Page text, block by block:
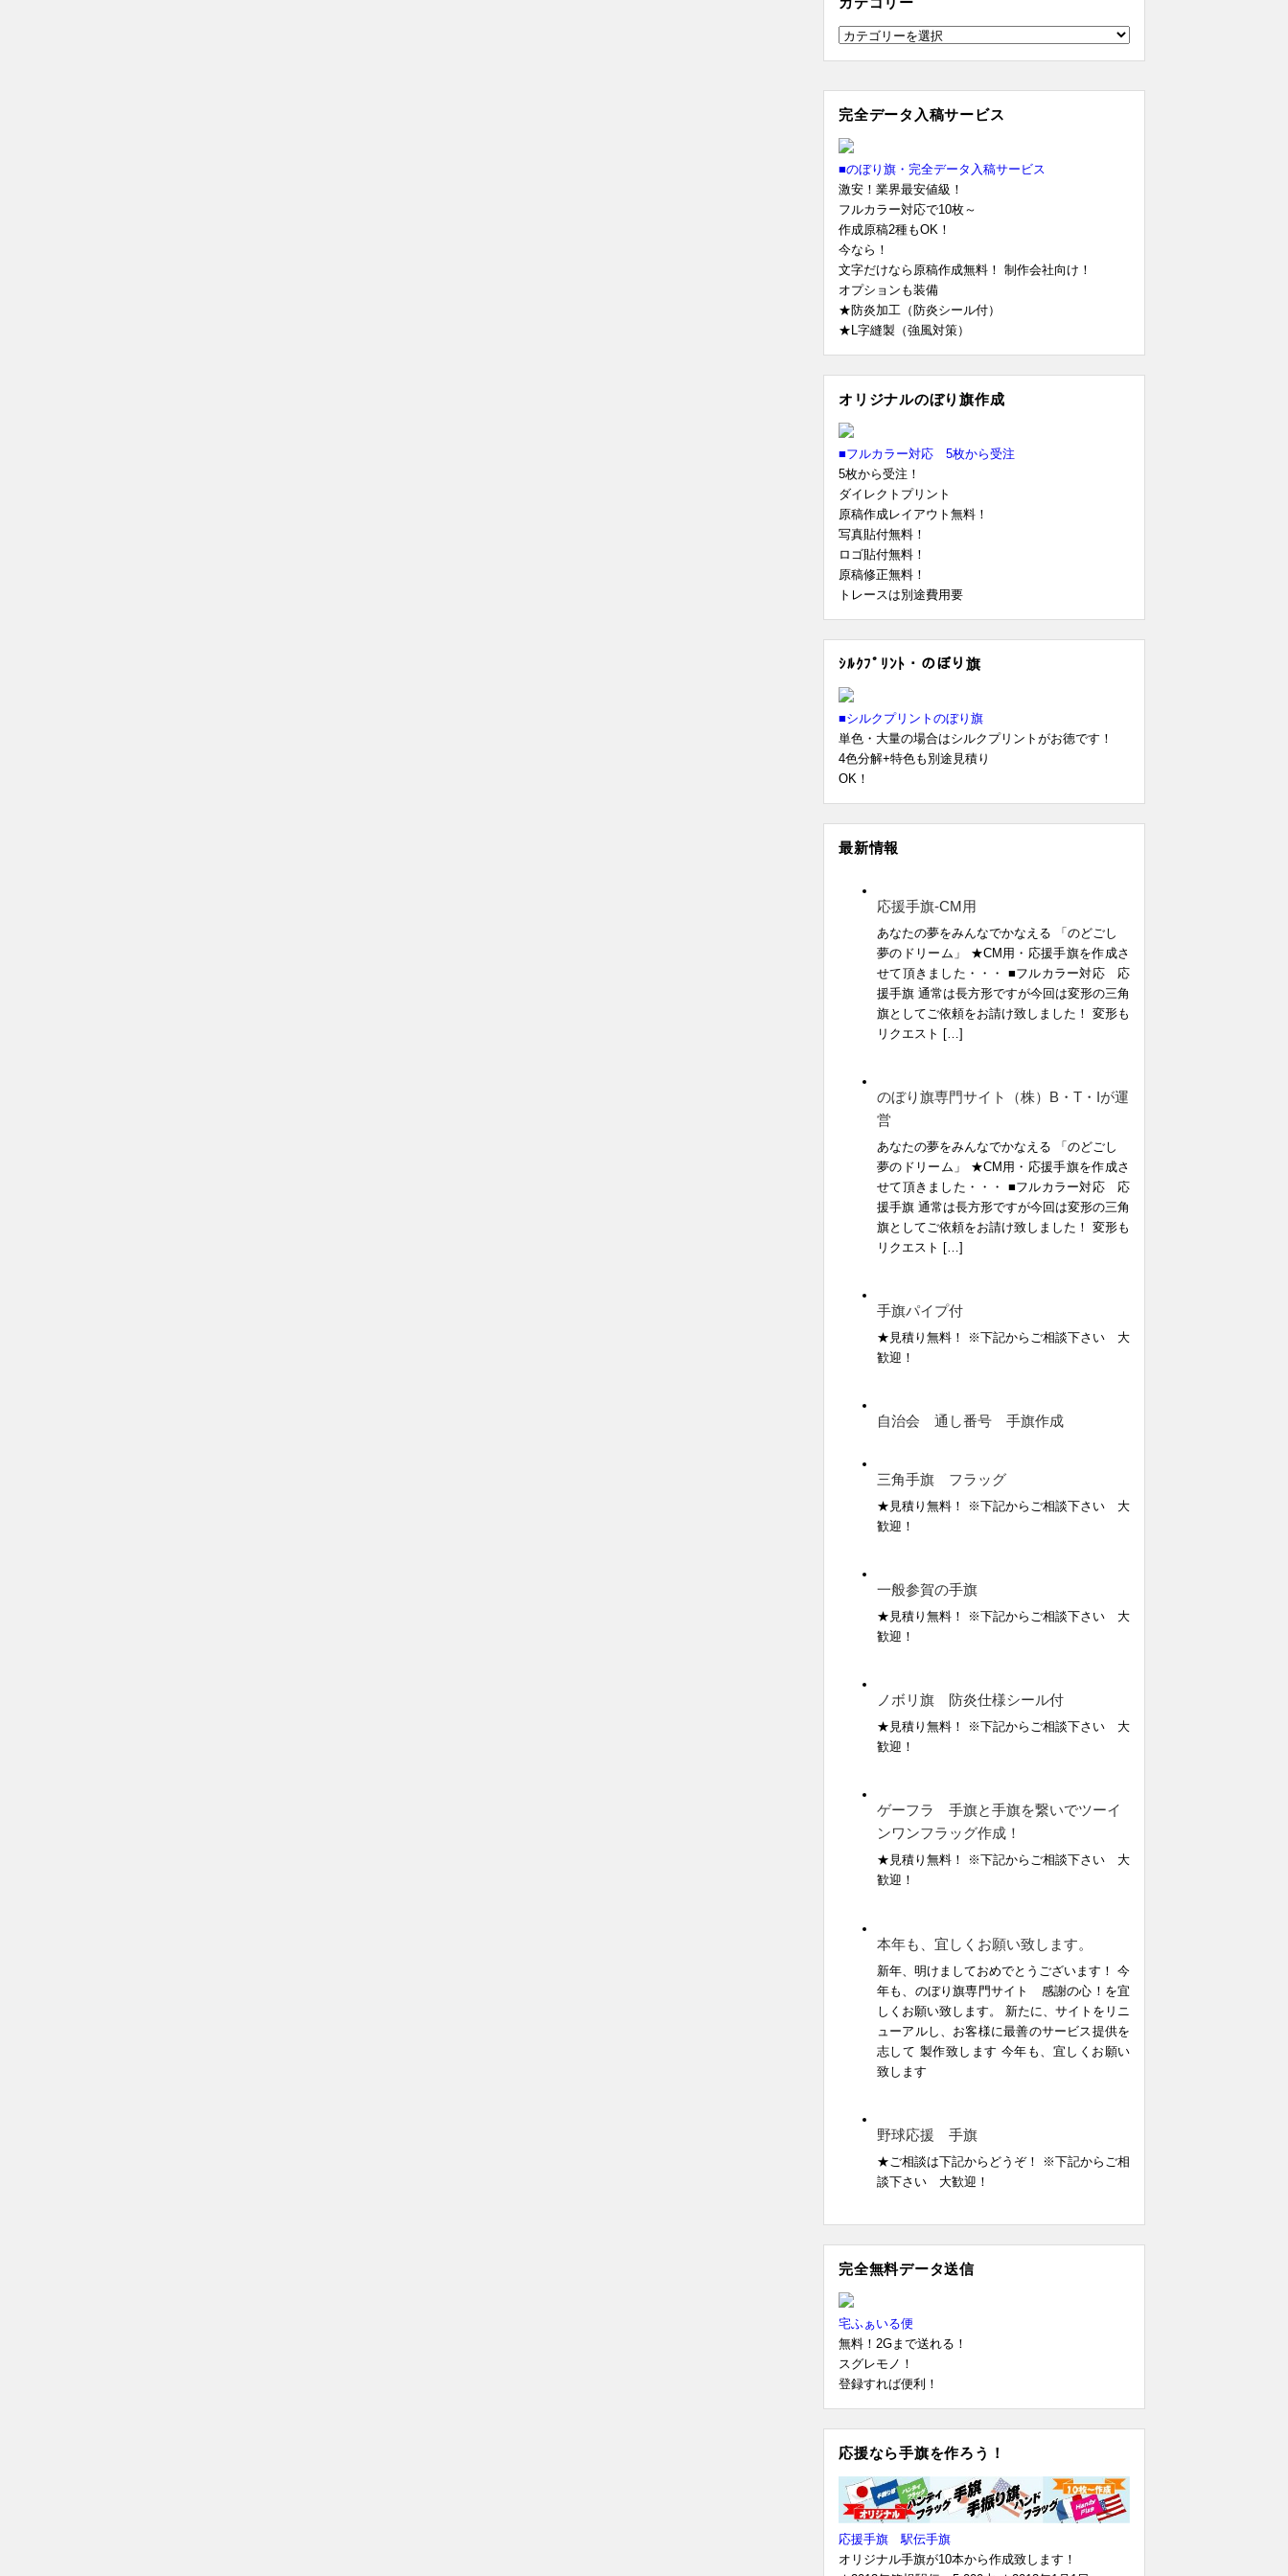
カ
ー
完全データ入稿サービス
■のぼり旗・完全データ入稿サービス
激安！業界最安値級！
フルカラー対応で10枚～
作成原稿2種もOK！
今なら！
文字だけなら原稿作成無料！ 制作会社向け！
オプションも装備
★防炎加工（防炎シール付）
★L字縫製（強風対策）
オリジナルのぼり旗作成
■フルカラー対応 5枚から受注
5枚から受注！
ダイレクトプリント
原稿作成レイアウト無料！
写真貼付無料！
ロゴ貼付無料！
原稿修正無料！
トレースは別途費用要
ｼﾙｸﾌﾟﾘﾝﾄ・のぼり旗
■シルクプリントのぼり旗
単色・大量の場合はシルクプリントがお徳です！
4色分解+特色も別途見積り
OK！
最新情報
応援手旗-CM用
あなたの夢をみんなでかなえる 「のどごし
夢のドリーム」 ★CM用・応援手旗を作成さ
せて頂きました・・・ ■フルカラー対応 応
援手旗 通常は長方形ですが今回は変形の三角
旗としてご依頼をお請け致しました！ 変形も
リクエスト […]
のぼり旗専門サイト（株）B・T・Iが運
営
あなたの夢をみんなでかなえる 「のどごし
夢のドリーム」 ★CM用・応援手旗を作成さ
せて頂きました・・・ ■フルカラー対応 応
援手旗 通常は長方形ですが今回は変形の三角
旗としてご依頼をお請け致しました！ 変形も
リクエスト […]
手旗パイプ付
★見積り無料！ ※下記からご相談下さい 大
歓迎！
自治会 通し番号 手旗作成
三角手旗 フラッグ
★見積り無料！ ※下記からご相談下さい 大
歓迎！
一般参賀の手旗
★見積り無料！ ※下記からご相談下さい 大
歓迎！
ノボリ旗 防炎仕様シール付
★見積り無料！ ※下記からご相談下さい 大
歓迎！
ゲーフラ 手旗と手旗を繋いでツーイ
ンワンフラッグ作成！
★見積り無料！ ※下記からご相談下さい 大
歓迎！
本年も、宜しくお願い致します。
新年、明けましておめでとうございます！ 今
年も、のぼり旗専門サイト 感謝の心！を宜
しくお願い致します。 新たに、サイトをリニ
ューアルし、お客様に最善のサービス提供を
志して 製作致します 今年も、宜しくお願い
致します
野球応援 手旗
★ご相談は下記からどうぞ！ ※下記からご相
談下さい 大歓迎！
完全無料データ送信
宅ふぁいる便
無料！2Gまで送れる！
スグレモノ！
登録すれば便利！
応援なら手旗を作ろう！
応援手旗 駅伝手旗
オリジナル手旗が10本から作成致します！